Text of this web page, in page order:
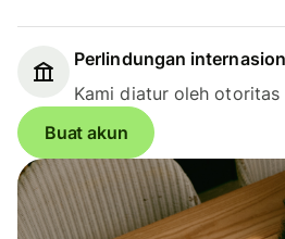
Perlindungan
Kami diatur oleh otoritas
Buat akun